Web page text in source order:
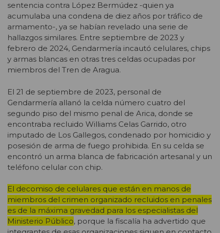
sentencia contra López Bermúdez -quien ya
acumulaba una condena de diez años por tráfico de
armamento-, ya se habían revelado una serie de
hallazgos similares. Entre septiembre de 2023 y
febrero de 2024, Gendarmería incautó celulares, chips
y armas blancas en otras tres celdas ocupadas por
miembros del Tren de Aragua.
El 21 de septiembre de 2023, personal de
Gendarmería allanó la celda número cuatro del
segundo piso del mismo penal de Arica, donde se
encontraba recluido Williams Celas Garrido, otro
imputado de Los Gallegos, condenado por homicidio y
posesión de arma de fuego prohibida. En su celda se
encontró un arma blanca de fabricación artesanal y un
teléfono celular con chip.
El decomiso de celulares que están en manos de
miembros del crimen organizado recluidos en penales
es de la máxima gravedad para los especialistas del
Ministerio Público, porque la fiscalía ha advertido que